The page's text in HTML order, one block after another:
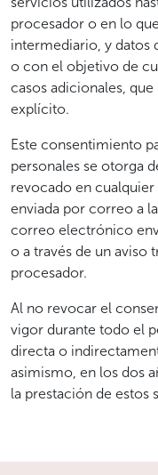
procesador o en lo
intermediario, y datos
o con el objetivo de
casos adicionales,
explícito.
Este consentimiento
personales se otorga
revocado en
enviada por correo a
correo electrónico
o a través de un aviso
procesador.
Al no revocar el
vigor durante todo el
directa o
asimismo, en los dos
la prestación de estos